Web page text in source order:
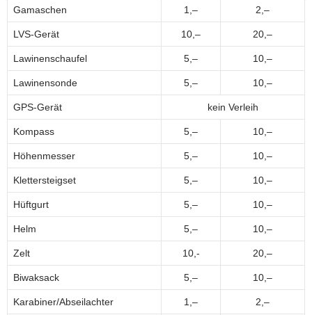
Gamaschen 1,– 2,–
LVS-Gerät 10,– 20,–
Lawinenschaufel 5,– 10,–
Lawinensonde 5,– 10,–
GPS-Gerät kein Verleih
Kompass 5,– 10,–
Höhenmesser 5,– 10,–
Klettersteigset 5,– 10,–
Hüftgurt 5,– 10,–
Helm 5,– 10,–
Zelt 10,- 20,–
Biwaksack 5,– 10,–
Karabiner/Abseilachter 1,– 2,–